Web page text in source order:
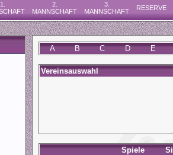
1.
2.
MANNSCHAFT
3.
MANNSCHAFT
RESERVE
A B C D E
Vereinsauswahl
Spiele